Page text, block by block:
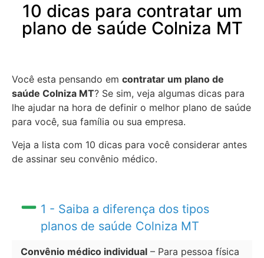
10 dicas para contratar um
plano de saúde Colniza MT
Você esta pensando em contratar um plano de
saúde Colniza MT? Se sim, veja algumas dicas para
lhe ajudar na hora de definir o melhor plano de saúde
para você, sua família ou sua empresa.
Veja a lista com 10 dicas para você considerar antes
de assinar seu convênio médico.
1 - Saiba a diferença dos tipos
planos de saúde Colniza MT
Convênio médico individual – Para pessoa física